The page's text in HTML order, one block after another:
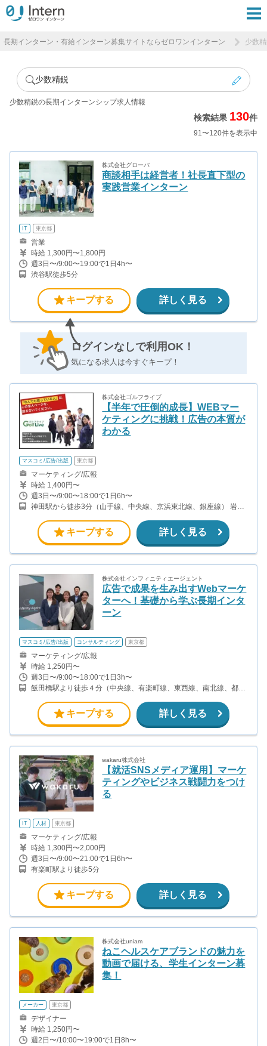
長期インターン・有給インターン募集サイトならゼロワンインターン 少数
少数精鋭
少数精鋭の長期インターンシップ求人情報
検索結果 130件
91〜120件を表示中
株式会社グローバ
商談相手は経営者！社長直下型の
実践営業インターン
IT 東京都
営業
時給 1,300円〜1,800円
週3日〜/9:00〜19:00で1日4h〜
渋谷駅徒歩5分
キープする 詳しく見る
ログインなしで利用OK！
気になる求人は今すぐキープ！
株式会社ゴルフライブ
【半年で圧倒的成長】WEBマー
ケティングに挑戦！広告の本質が
わかる
マスコミ/広告/出版 東京都
マーケティング/広報
時給 1,400円〜
週3日〜/9:00〜18:00で1日6h〜
神田駅から徒歩3分（山手線、中央線、京浜東北線、銀座線） 岩本
線） 新御茶ノ水駅から徒歩12分（千代田線）
キープする 詳しく見る
株式会社インフィニティエージェント
広告で成果を生み出すWebマーケ
ターへ！基礎から学ぶ長期インタ
ーン
マスコミ/広告/出版 コンサルティング 東京都
マーケティング/広報
時給 1,250円〜
週3日〜/9:00〜18:00で1日3h〜
飯田橋駅より徒歩４分（中央線、有楽町線、東西線、南北線、都営
線） ◎飯田橋駅から徒歩4分の好立地で通勤もラクラクです♪
キープする 詳しく見る
wakaru株式会社
【就活SNSメディア運用】マーケ
ティングやビジネス戦闘力をつけ
る
IT 人材 東京都
マーケティング/広報
時給 1,300円〜2,000円
週3日〜/9:00〜21:00で1日6h〜
有楽町駅より徒歩5分
キープする 詳しく見る
株式会社uniam
ねこヘルスケアブランドの魅力を
動画で届ける、学生インターン募
集！
メーカー 東京都
デザイナー
時給 1,250円〜
週2日〜/10:00〜19:00で1日8h〜